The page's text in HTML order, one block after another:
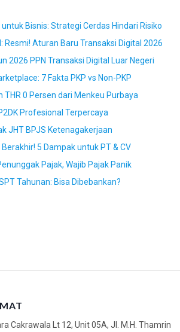
Bisnis: Strategi Cerdas Hindari Risiko
Resmi! Aturan Baru Transaksi Digital 2026
2026 PPN Transaksi Digital Luar Negeri
7 Fakta PKP vs Non-PKP
THR 0 Persen dari Menkeu Purbaya
Profesional Terpercaya
JHT BPJS Ketenagakerjaan
Berakhir! 5 Dampak untuk PT & CV
Pajak, Wajib Pajak Panik
Tahunan: Bisa Dibebankan?
Cakrawala Lt 12, Unit 05A, Jl. M.H. Thamrin